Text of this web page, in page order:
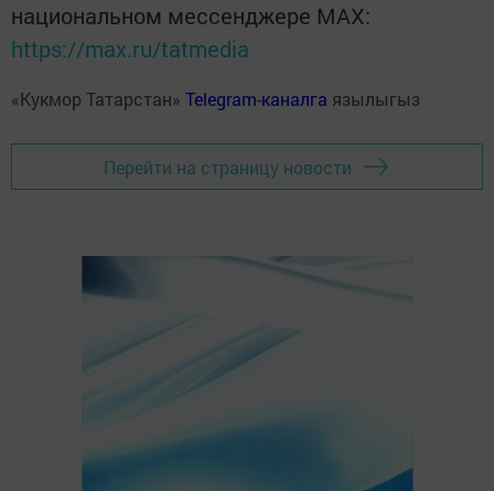
национальном мессенджере MАХ:
https://max.ru/tatmedia
«Кукмор Татарстан» Telegram-каналга язылыгыз
Перейти на страницу новости